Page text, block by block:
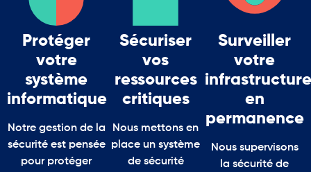
Protéger
votre
système
informatique
Notre gestion de la
sécurité est pensée
pour protéger
Sécuriser
vos
ressources
critiques
Nous mettons en
place un système
de sécurité
Surveiller
votre
en
permanence
Nous supervisons
la sécurité de